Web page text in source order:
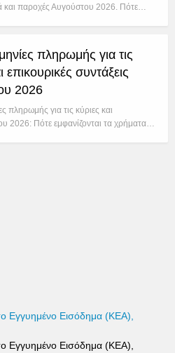
και παροχές Αυγούστου 2026. Πότε…
πληρωμής για τις
επικουρικές συντάξεις
2026
πληρωμής για τις κύριες και
2026: Πότε εμφανίζονται τα χρήματα…
Εγγυημένο Εισόδημα (ΚΕΑ),
Εγγυημένο Εισόδημα (ΚΕΑ),